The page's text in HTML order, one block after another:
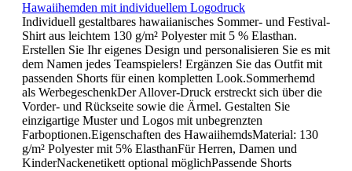
Hawaiihemden mit individuellem Logodruck
Individuell gestaltbares hawaiianisches Sommer- und Festival-
Shirt aus leichtem 130 g/m² Polyester mit 5 % Elasthan.
Erstellen Sie Ihr eigenes Design und personalisieren Sie es mit
dem Namen jedes Teamspielers! Ergänzen Sie das Outfit mit
passenden Shorts für einen kompletten Look.Sommerhemd
als WerbegeschenkDer Allover-Druck erstreckt sich über die
Vorder- und Rückseite sowie die Ärmel. Gestalten Sie
einzigartige Muster und Logos mit unbegrenzten
Farboptionen.Eigenschaften des HawaiihemdsMaterial: 130
g/m² Polyester mit 5% ElasthanFür Herren, Damen und
KinderNackenetikett optional möglichPassende Shorts